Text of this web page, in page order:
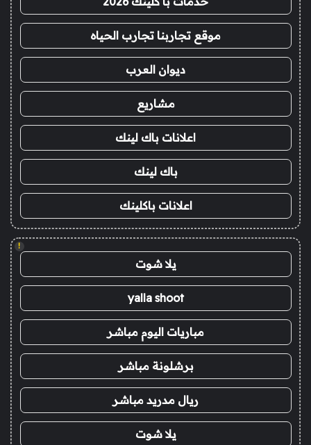
موقع تجاربنا تجارب الحياه
ديوان العرب
مشاريع
اعلانات باك لينك
باك لينك
اعلانات باكلينك
!
يلا شوت
yalla shoot
مباريات اليوم مباشر
برشلونة مباشر
ريال مدريد مباشر
يلا شوت